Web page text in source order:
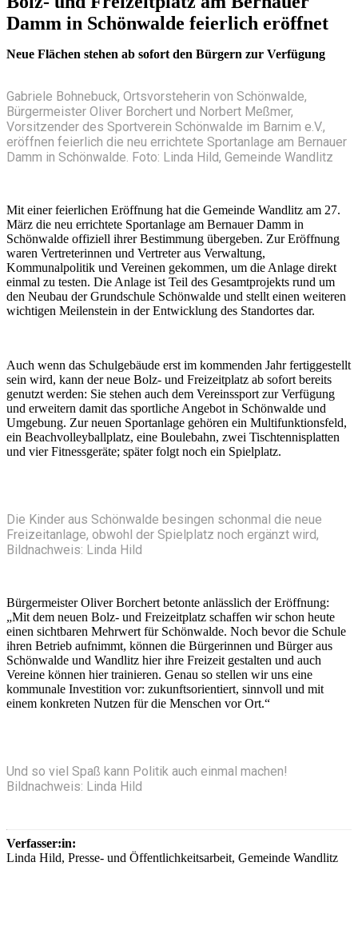
Damm in Schönwalde feierlich eröffnet
Neue Flächen stehen ab sofort den Bürgern zur Verfügung
Gabriele Bohnebuck, Ortsvorsteherin von Schönwalde,
Bürgermeister Oliver Borchert und Norbert Meßmer,
Vorsitzender des Sportverein Schönwalde im Barnim e.V.,
eröffnen feierlich die neu errichtete Sportanlage am Bernauer
Damm in Schönwalde. Foto: Linda Hild, Gemeinde Wandlitz
Mit einer feierlichen Eröffnung hat die Gemeinde Wandlitz am 27.
März die neu errichtete Sportanlage am Bernauer Damm in
Schönwalde offiziell ihrer Bestimmung übergeben. Zur Eröffnung
waren Vertreterinnen und Vertreter aus Verwaltung,
Kommunalpolitik und Vereinen gekommen, um die Anlage direkt
einmal zu testen. Die Anlage ist Teil des Gesamtprojekts rund um
den Neubau der Grundschule Schönwalde und stellt einen weiteren
wichtigen Meilenstein in der Entwicklung des Standortes dar.
Auch wenn das Schulgebäude erst im kommenden Jahr fertiggestellt
sein wird, kann der neue Bolz- und Freizeitplatz ab sofort bereits
genutzt werden: Sie stehen auch dem Vereinssport zur Verfügung
und erweitern damit das sportliche Angebot in Schönwalde und
Umgebung. Zur neuen Sportanlage gehören ein Multifunktionsfeld,
ein Beachvolleyballplatz, eine Boulebahn, zwei Tischtennisplatten
und vier Fitnessgeräte; später folgt noch ein Spielplatz.
Die Kinder aus Schönwalde besingen schonmal die neue
Freizeitanlage, obwohl der Spielplatz noch ergänzt wird,
Bildnachweis: Linda Hild
Bürgermeister Oliver Borchert betonte anlässlich der Eröffnung:
„Mit dem neuen Bolz- und Freizeitplatz schaffen wir schon heute
einen sichtbaren Mehrwert für Schönwalde. Noch bevor die Schule
ihren Betrieb aufnimmt, können die Bürgerinnen und Bürger aus
Schönwalde und Wandlitz hier ihre Freizeit gestalten und auch
Vereine können hier trainieren. Genau so stellen wir uns eine
kommunale Investition vor: zukunftsorientiert, sinnvoll und mit
einem konkreten Nutzen für die Menschen vor Ort.“
Und so viel Spaß kann Politik auch einmal machen!
Bildnachweis: Linda Hild
Verfasser:in:
Linda Hild, Presse- und Öffentlichkeitsarbeit, Gemeinde Wandlitz